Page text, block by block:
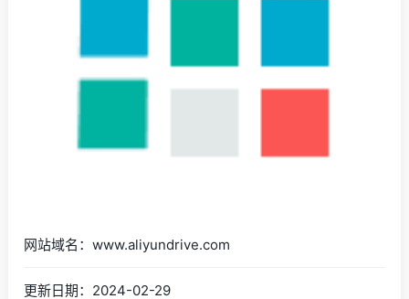
网站域名：www.aliyundrive.com
更新日期：2024-02-29